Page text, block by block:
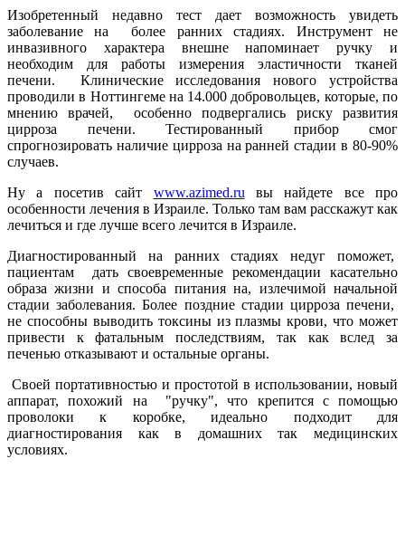
Изобретенный недавно тест дает возможность увидеть
заболевание на более ранних стадиях. Инструмент не
инвазивного характера внешне напоминает ручку и
необходим для работы измерения эластичности тканей
печени. Клинические исследования нового устройства
проводили в Ноттингеме на 14.000 добровольцев, которые, по
мнению врачей, особенно подвергались риску развития
цирроза печени. Тестированный прибор смог
спрогнозировать наличие цирроза на ранней стадии в 80-90%
случаев.
Ну а посетив сайт www.azimed.ru вы найдете все про
особенности лечения в Израиле. Только там вам расскажут как
лечиться и где лучше всего лечится в Израиле.
Диагностированный на ранних стадиях недуг поможет,
пациентам дать своевременные рекомендации касательно
образа жизни и способа питания на, излечимой начальной
стадии заболевания. Более поздние стадии цирроза печени,
не способны выводить токсины из плазмы крови, что может
привести к фатальным последствиям, так как вслед за
печенью отказывают и остальные органы.
Своей портативностью и простотой в использовании, новый
аппарат, похожий на "ручку", что крепится с помощью
проволоки к коробке, идеально подходит для
диагностирования как в домашних так медицинских
условиях.